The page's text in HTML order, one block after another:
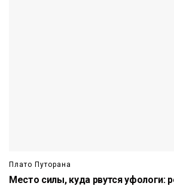
Плато Путорана
Место силы, куда рвутся уфологи: